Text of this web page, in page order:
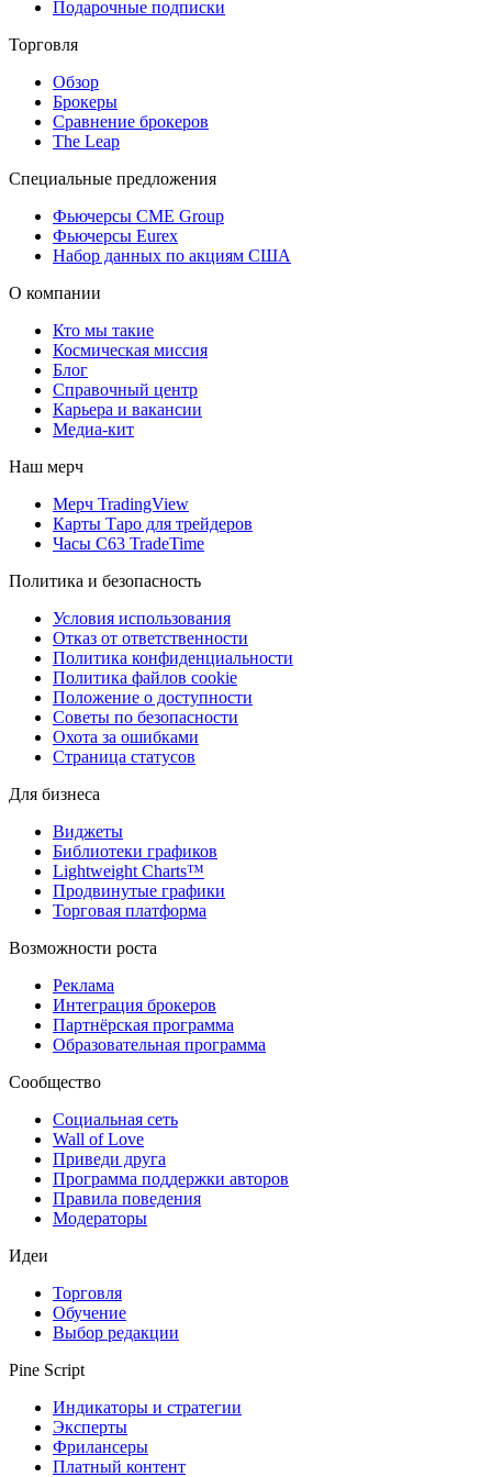
Подарочные подписки
Торговля
Обзор
Брокеры
Сравнение брокеров
The Leap
Специальные предложения
Фьючерсы CME Group
Фьючерсы Eurex
Набор данных по акциям США
О компании
Кто мы такие
Космическая миссия
Блог
Справочный центр
Карьера и вакансии
Медиа-кит
Наш мерч
Мерч TradingView
Карты Таро для трейдеров
Часы C63 TradeTime
Политика и безопасность
Условия использования
Отказ от ответственности
Политика конфиденциальности
Политика файлов cookie
Положение о доступности
Советы по безопасности
Охота за ошибками
Страница статусов
Для бизнеса
Виджеты
Библиотеки графиков
Lightweight Charts™
Продвинутые графики
Торговая платформа
Возможности роста
Реклама
Интеграция брокеров
Партнёрская программа
Образовательная программа
Сообщество
Социальная сеть
Wall of Love
Приведи друга
Программа поддержки авторов
Правила поведения
Модераторы
Идеи
Торговля
Обучение
Выбор редакции
Pine Script
Индикаторы и стратегии
Эксперты
Фрилансеры
Платный контент